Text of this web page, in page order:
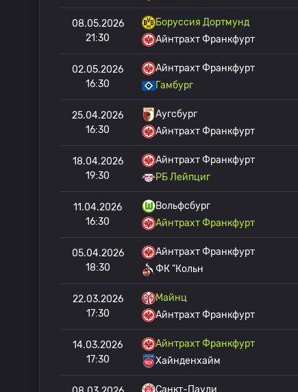
08.05.2026
21:30
Боруссия Дортмунд
Айнтрахт Франкфурт
02.05.2026
16:30
Айнтрахт Франкфурт
Гамбург
25.04.2026
16:30
Аугсбург
Айнтрахт Франкфурт
18.04.2026
19:30
Айнтрахт Франкфурт
РБ Лейпциг
11.04.2026
16:30
Вольфсбург
Айнтрахт Франкфурт
05.04.2026
18:30
Айнтрахт Франкфурт
ФК "Кольн
22.03.2026
17:30
Майнц
Айнтрахт Франкфурт
14.03.2026
17:30
Айнтрахт Франкфурт
Хайнденхайм
Санкт-Паули